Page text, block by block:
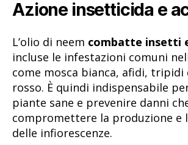
Azione insetticida e
L’olio di neem combatte insetti
incluse le infestazioni comuni
come mosca bianca, afidi,
rosso. È quindi indispensabile
piante sane e prevenire danni
compromettere la produzione e
delle infiorescenze.